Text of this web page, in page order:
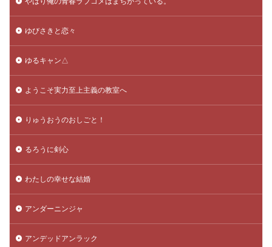
ゆびさきと恋々
ゆるキャン△
ようこそ実力至上主義の教室へ
りゅうおうのおしごと！
るろうに剣心
わたしの幸せな結婚
アンダーニンジャ
アンデッドアンラック